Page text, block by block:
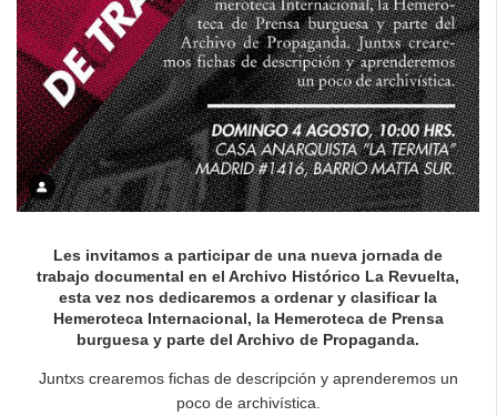
Les invitamos a participar de una nueva jornada de
trabajo documental en el Archivo Histórico La Revuelta,
esta vez nos dedicaremos a ordenar y clasificar la
Hemeroteca Internacional, la Hemeroteca de Prensa
burguesa y parte del Archivo de Propaganda.
Juntxs crearemos fichas de descripción y aprenderemos un
poco de archivística.